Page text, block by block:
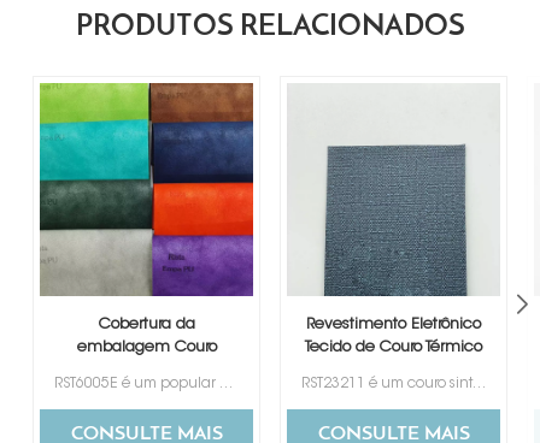
PRODUTOS RELACIONADOS
Cobertura da
embalagem Couro
Matéria-prima Couro
RST6005E é um popular couro sintético que muda de cor, amplamente utilizado para capas de produtos eletrônicos, encadernação para caixas de presente, caixas de vinho, caixa de joias e embalagem.
CONSULTE MAIS
Revestimento Eletrônico
Tecido de Couro Térmico
RST23211 é um couro sintético com design de tecido que muda de cor, usado principalmente para capas de produtos eletrônicos, encadernação para caixas de presente, caixas de vinho, caixa de joias e embalagem.
CONSULTE MAIS